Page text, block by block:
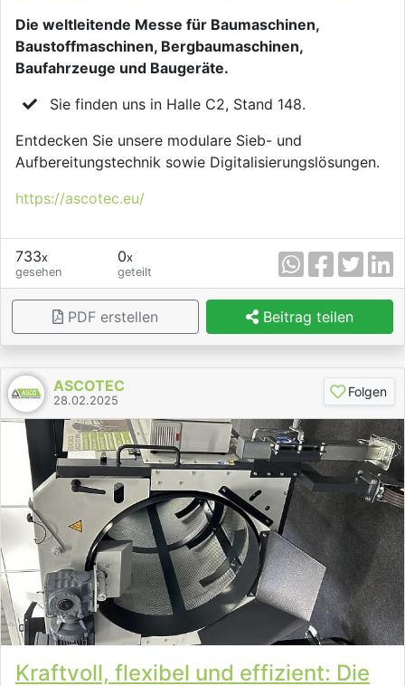
Die weltleitende Messe für Baumaschinen,
Baustoffmaschinen, Bergbaumaschinen,
Baufahrzeuge und Baugeräte.
Sie finden uns in Halle C2, Stand 148.
Entdecken Sie unsere modulare Sieb- und
Aufbereitungstechnik sowie Digitalisierungslösungen.
https://ascotec.eu/
733x
gesehen
0x
geteilt
PDF erstellen Beitrag teilen
ASCOTEC
28.02.2025
Folgen
Kraftvoll, flexibel und effizient: Die